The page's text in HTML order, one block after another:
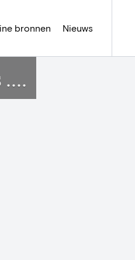
bronnen Nieuws